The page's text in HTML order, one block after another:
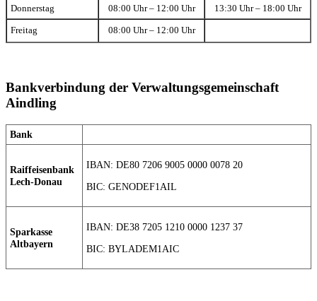
Donnerstag 08:00 Uhr – 12:00 Uhr 13:30 Uhr – 18:00 Uhr
Freitag 08:00 Uhr – 12:00 Uhr
Bankverbindung der Verwaltungsgemeinschaft
Aindling
Bank
Raiffeisenbank
Lech-Donau
IBAN: DE80 7206 9005 0000 0078 20
BIC: GENODEF1AIL
Sparkasse
Altbayern
IBAN: DE38 7205 1210 0000 1237 37
BIC: BYLADEM1AIC